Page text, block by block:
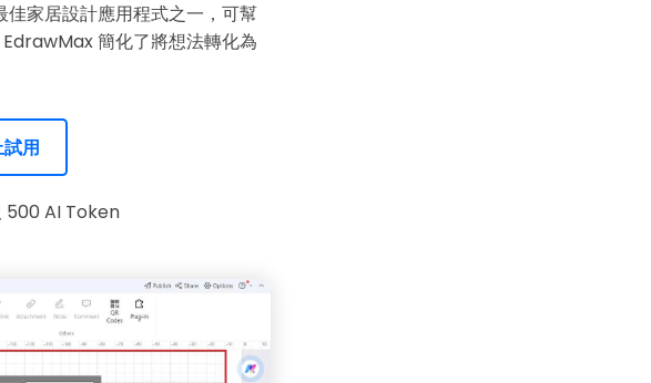
家居設計應用程式之一，可幫
簡化了將想法轉化為
用
500 AI Token
種圖表類型的全方位平台。
，Visio 的最佳替代方案
款免費範本 & 26,000+ 個專用符號
AI 圖表生成器與工具
Banana Pro
(AI & Web)